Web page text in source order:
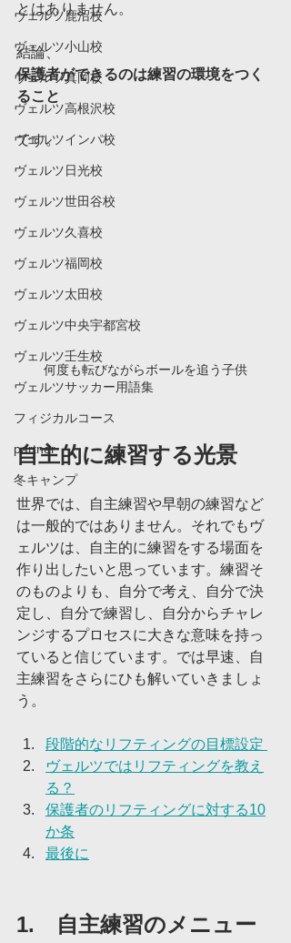
ヴェルツ鹿沼校
ヴェルツ小山校
ヴェルツ真岡校
ヴェルツ高根沢校
ヴェルツインパ校
ヴェルツ日光校
ヴェルツ世田谷校
ヴェルツ久喜校
ヴェルツ福岡校
ヴェルツ太田校
ヴェルツ中央宇都宮校
ヴェルツ壬生校
ヴェルツサッカー用語集
フィジカルコース
partner
冬キャンプ
とはありません。
結論、
保護者ができるのは練習の環境をつく
ること
です。
何度も転びながらボールを追う子供
自主的に練習する光景
世界では、自主練習や早朝の練習など
は一般的ではありません。それでもヴ
ェルツは、自主的に練習をする場面を
作り出したいと思っています。練習そ
のものよりも、自分で考え、自分で決
定し、自分で練習し、自分からチャレ
ンジするプロセスに大きな意味を持っ
ていると信じています。では早速、自
主練習をさらにひも解いていきましょ
う。
段階的なリフティングの目標設定
ヴェルツではリフティングを教え
る？
保護者のリフティングに対する10
か条
最後に
1.　自主練習のメニュー